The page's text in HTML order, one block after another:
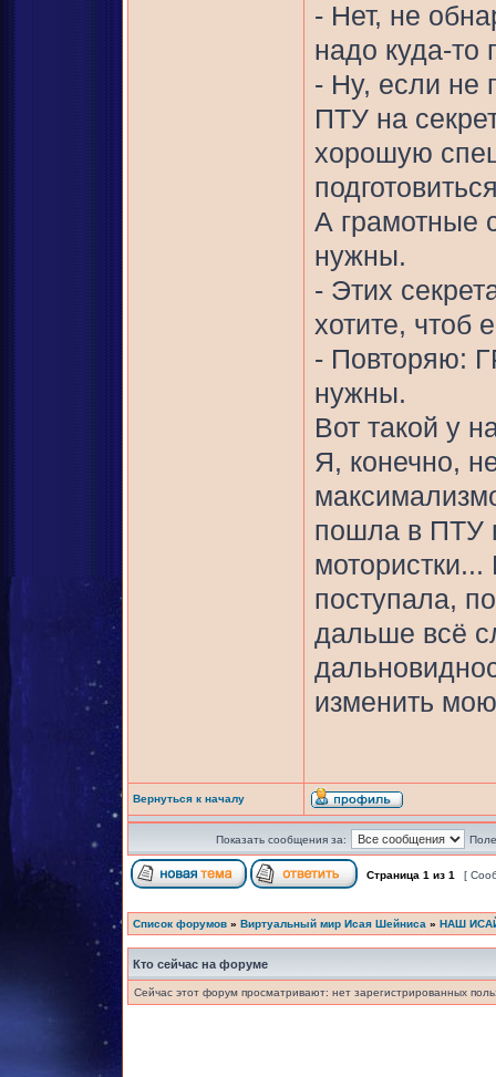
- Нет, не
надо куда-то
- Ну, если не
ПТУ на
хорошую
А грамотные
нужны.
- Этих
хотите, чтоб
- Повторяю:
нужны.
Вот такой у
Я, конечно,
пошла в ПТУ
мотористки...
поступала,
дальше всё
изменить
Вернуться к началу
Показать сообщения за:
Страница 1 из 1 [
Список форумов » Виртуальный мир Исая Шейниса » НАШ
Кто сейчас на форуме
Сейчас этот форум просматривают: нет зарегистрированных